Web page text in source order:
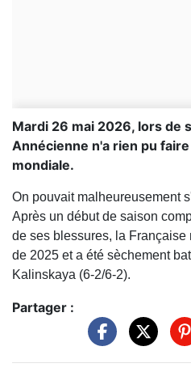
Mardi 26 mai 2026, lors de
Annécienne n'a rien pu
mondiale.
On pouvait malheureusement
Après un début de saison
de ses blessures, la
de 2025 et a été sèchement
Kalinskaya (6-2/6-2).
Partager :